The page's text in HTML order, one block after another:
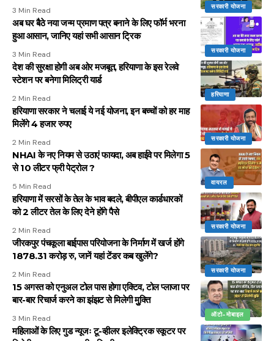
सरकारी योजना
3 Min Read
सरकारी योजना
अब घर बैठे नया जन्म प्रमाण पत्र बनाने के लिए फॉर्म भरना
हुआ आसान, जानिए यहां सभी आसान ट्रिक
3 Min Read
हरियाणा
देश की सुरक्षा होगी अब ओर मजबूत, हरियाणा के इस रेलवे
स्टेशन पर बनेगा मिलिट्री यार्ड
2 Min Read
सरकारी योजना
हरियाणा सरकार ने चलाई ये नई योजना, इन बच्चों को हर माह
मिलेंगे 4 हजार रुपए
2 Min Read
वायरल
NHAI के नए नियम से उठाएं फायदा, अब हाईवे पर मिलेगा 5
से 10 लीटर फ्री पेट्रोल ?
5 Min Read
सरकारी योजना
हरियाणा में सरसों के तेल के भाव बदले, बीपीएल कार्डधारकों
को 2 लीटर तेल के लिए देने होंगे पैसे
2 Min Read
सरकारी योजना
जीरकपुर पंचकूला बाईपास परियोजना के निर्माण में खर्ज होंगे
1878.31 करोड़ रु, जानें यहां टेंडर कब खुलेंगे?
2 Min Read
ऑटो-मोबाइल
15 अगस्त को एनुअल टोल पास होगा एक्टिव, टोल प्लाजा पर
बार-बार रिचार्ज करने का झंझट से मिलेगी मुुक्ति
3 Min Read
महिलाओं के लिए गुड न्यूजः टू-व्हीलर इलेक्ट्रिक स्कूटर पर